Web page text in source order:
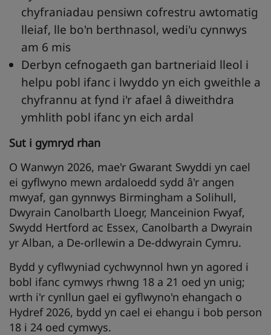
chyfraniadau pensiwn cofrestru awtomatig
lleiaf, lle bo'n berthnasol, wedi'u cynnwys
am 6 mis
Derbyn cefnogaeth gan bartneriaid lleol i
helpu pobl ifanc i lwyddo yn eich gweithle a
chyfrannu at fynd i'r afael â diweithdra
ymhlith pobl ifanc yn eich ardal
Sut i gymryd rhan
O Wanwyn 2026, mae'r Gwarant Swyddi yn cael
ei gyflwyno mewn ardaloedd sydd â'r angen
mwyaf, gan gynnwys Birmingham a Solihull,
Dwyrain Canolbarth Lloegr, Manceinion Fwyaf,
Swydd Hertford ac Essex, Canolbarth a Dwyrain
yr Alban, a De-orllewin a De-ddwyrain Cymru.
Bydd y cyflwyniad cychwynnol hwn yn agored i
bobl ifanc cymwys rhwng 18 a 21 oed yn unig;
wrth i'r cynllun gael ei gyflwyno'n ehangach o
Hydref 2026, bydd yn cael ei ehangu i bob person
18 i 24 oed cymwys.